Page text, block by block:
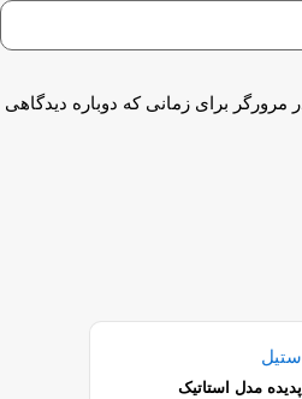
برای زمانی که دوباره دیدگاهی
مدل استاتیک